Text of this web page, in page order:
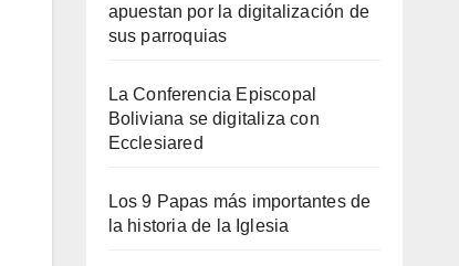
apuestan por la digitalización de
sus parroquias
La Conferencia Episcopal
Boliviana se digitaliza con
Ecclesiared
Los 9 Papas más importantes de
la historia de la Iglesia